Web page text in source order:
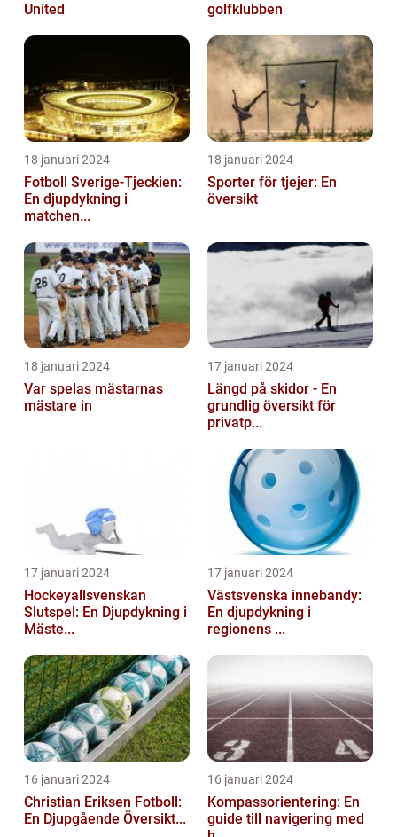
United
golfklubben
18 januari 2024
Fotboll Sverige-Tjeckien:
En djupdykning i
matchen...
18 januari 2024
Sporter för tjejer: En
översikt
18 januari 2024
Var spelas mästarnas
mästare in
17 januari 2024
Längd på skidor - En
grundlig översikt för
privatp...
17 januari 2024
Hockeyallsvenskan
Slutspel: En Djupdykning i
Mäste...
17 januari 2024
Västsvenska innebandy:
En djupdykning i
regionens ...
16 januari 2024
Christian Eriksen Fotboll:
En Djupgående Översikt...
16 januari 2024
Kompassorientering: En
guide till navigering med